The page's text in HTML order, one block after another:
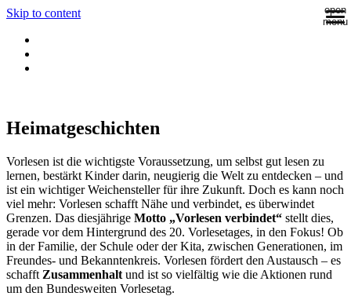
Skip to content
open
menu
Heimatgeschichten
Vorlesen ist die wichtigste Voraussetzung, um selbst gut lesen zu
lernen, bestärkt Kinder darin, neugierig die Welt zu entdecken – und
ist ein wichtiger Weichensteller für ihre Zukunft. Doch es kann noch
viel mehr: Vorlesen schafft Nähe und verbindet, es überwindet
Grenzen. Das diesjährige Motto „Vorlesen verbindet“ stellt dies,
gerade vor dem Hintergrund des 20. Vorlesetages, in den Fokus! Ob
in der Familie, der Schule oder der Kita, zwischen Generationen, im
Freundes- und Bekanntenkreis. Vorlesen fördert den Austausch – es
schafft Zusammenhalt und ist so vielfältig wie die Aktionen rund
um den Bundesweiten Vorlesetag.